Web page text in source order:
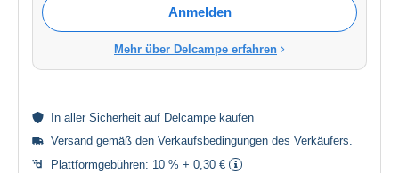
Anmelden
Mehr über Delcampe erfahren
In aller Sicherheit auf Delcampe kaufen
Versand gemäß den Verkaufsbedingungen des Verkäufers.
Plattformgebühren: 10 % + 0,30 €